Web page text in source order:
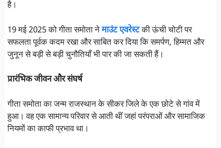
है।
19 मई 2025 को गीता समोता नेमाउंट एवरेस्टकी ऊंची चोटी पर
सफलता पूर्वक कदम रखा और साबित कर दिया कि समर्पण, हिम्मत और
जुनून से बड़ी से बड़ी चुनौतियाँ भी पार की जा सकती हैं।
प्रारंभिक जीवन और संघर्ष
गीता समोता का जन्म राजस्थान के सीकर जिले के एक छोटे से गांव में
हुआ। वह एक सामान्य परिवार से आती थीं जहां परंपराओं और सामाजिक
नियमों का काफी प्रभाव था।